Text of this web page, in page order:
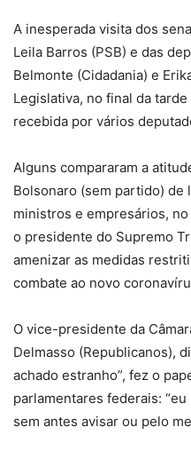
A inesperada visita dos
Leila Barros (PSB) e das
Belmonte (Cidadania) e
Legislativa, no final da
recebida por vários
Alguns compararam a
Bolsonaro (sem partido) de
ministros e empresários,
o presidente do Supremo
amenizar as medidas
combate ao novo
O vice-presidente da
Delmasso (Republicanos),
achado estranho”, fez o
parlamentares federais:
sem antes avisar ou pelo